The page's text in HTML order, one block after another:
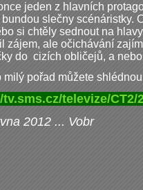
jeden z hlavních
bundou slečny scénáristky.
si chtěly sednout na
zájem, ale očichávání
do cizích obličejů, a
milý pořad můžete
tv.sms.cz/televize/CT2/
2012 ... Vobr